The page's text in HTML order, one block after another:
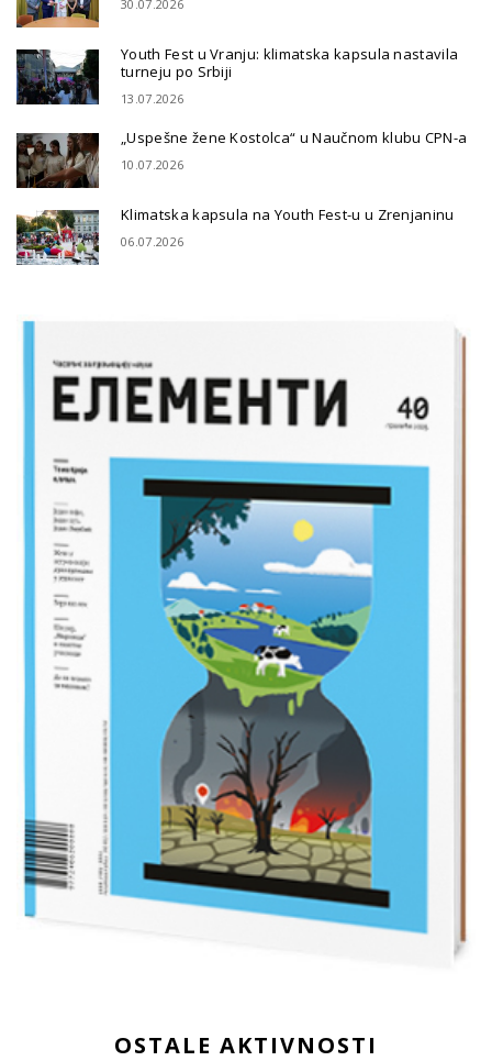
30.07.2026
Youth Fest u Vranju: klimatska kapsula nastavila
turneju po Srbiji
13.07.2026
„Uspešne žene Kostolca“ u Naučnom klubu CPN-a
10.07.2026
Klimatska kapsula na Youth Fest-u u Zrenjaninu
06.07.2026
OSTALE AKTIVNOSTI